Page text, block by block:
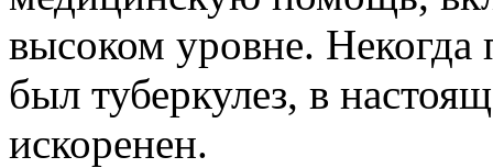
высоком уровне.
был туберкулез, в
искоренен.